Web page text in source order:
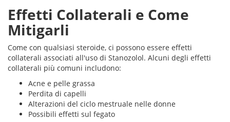
Effetti Collaterali e Come
Mitigarli
Come con qualsiasi steroide, ci possono essere effetti
collaterali associati all'uso di Stanozolol. Alcuni degli effetti
collaterali più comuni includono:
Acne e pelle grassa
Perdita di capelli
Alterazioni del ciclo mestruale nelle donne
Possibili effetti sul fegato